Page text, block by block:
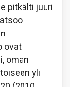
pitkälti juuri
ovat
oman
yli